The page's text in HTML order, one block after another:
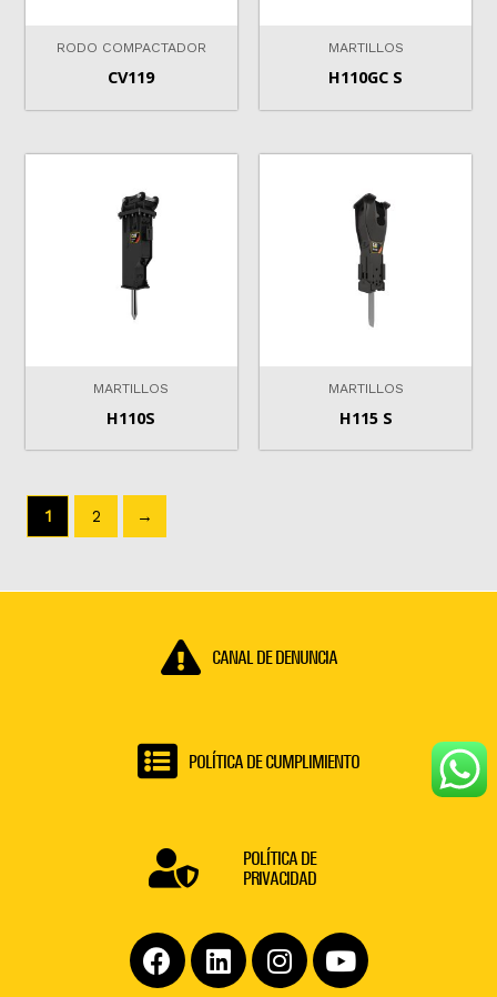
RODO COMPACTADOR
CV119
MARTILLOS
H110GC S
MARTILLOS
H110S
MARTILLOS
H115 S
1 2 →
CANAL DE DENUNCIA
POLÍTICA DE CUMPLIMIENTO
POLÍTICA DE
PRIVACIDAD
Facebook
LinkedinInstagram
Youtube